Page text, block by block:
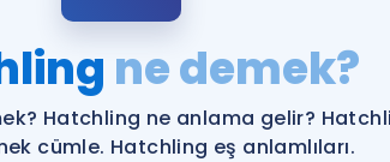
YDS ve YÖKDİL
YDS ve YÖKDİL'e
ne demek?
Hatchling ne anlama gelir?
cümle. Hatchling eş anlamlıları.